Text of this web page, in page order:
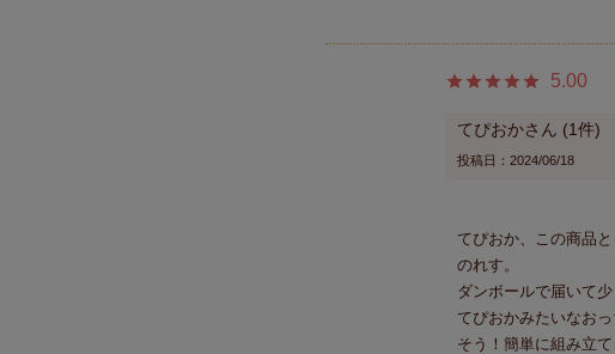
5.00
てぴおか 1
投稿日 2024/06/18
てぴおか、この商品
のれす。
ダンボールで届いて
てぴおかみたいなお
そう！簡単に組み立て